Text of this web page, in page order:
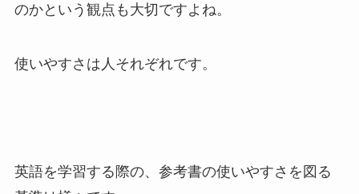
のかという観点も大切ですよね。
使いやすさは人それぞれです。
英語を学習する際の、参考書の使いやすさを図る